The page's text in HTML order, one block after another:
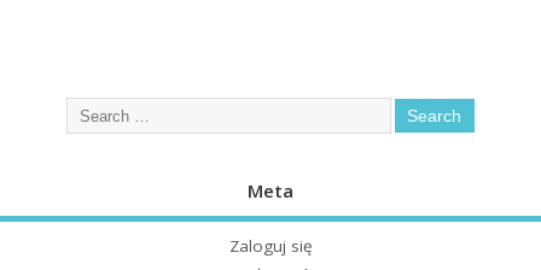
Meta
Zaloguj się